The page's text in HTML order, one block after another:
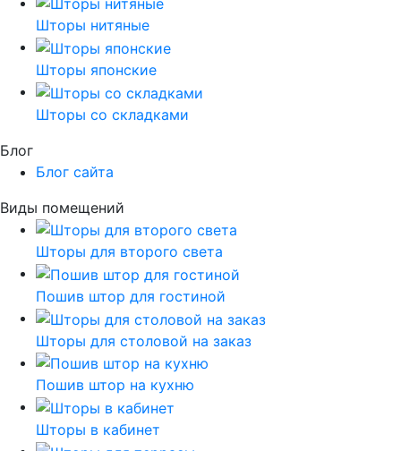
Шторы нитяные
Шторы японские
Шторы со складками
Блог
Блог сайта
Виды помещений
Шторы для второго света
Пошив штор для гостиной
Шторы для столовой на заказ
Пошив штор на кухню
Шторы в кабинет